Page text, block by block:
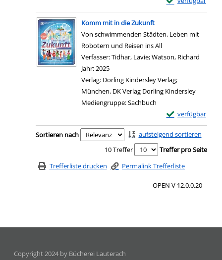
Komm mit in die Zukunft
Von schwimmenden Städten, Leben mit
Robotern und Reisen ins All
Verfasser:Tidhar, Lavie;Watson, Richard
Jahr:2025
Verlag: Dorling Kindersley Verlag;
München, DK Verlag Dorling Kindersley
Mediengruppe:Sachbuch
verfügbar
Exemplar-
Zu den Suchfiltern springen
Sortieren nach
aufsteigend sortieren
10 Treffer
Treffer pro Seite
Trefferliste drucken
Permalink Trefferliste
OPEN V 12.0.0.20
Copyright 2024 by Bücherei Lauterach